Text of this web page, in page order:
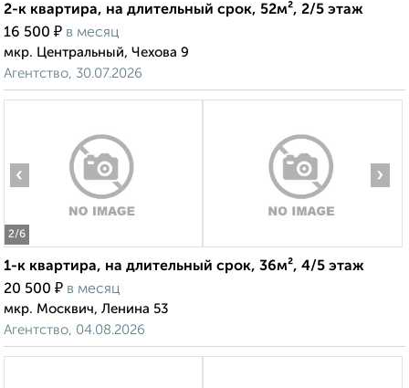
2-к квартира, на длительный срок, 52м², 2/5 этаж
16 500 ₽ в месяц
мкр. Центральный, Чехова 9
Агентство, 30.07.2026
2/6
‹ ›
1-к квартира, на длительный срок, 36м², 4/5 этаж
20 500 ₽ в месяц
мкр. Москвич, Ленина 53
Агентство, 04.08.2026